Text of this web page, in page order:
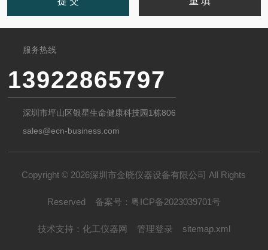
服务热线
13922865797
深圳市坪山区银星生命健康科技园1栋806
sales@ecn-business.com
Copyright © 2026深圳市金晓仪器设备有限公司 All Rights
Reserved 备案号： 粤ICP备2023039701号
技术支持： 化工仪器网 管理登录 sitemap.xml